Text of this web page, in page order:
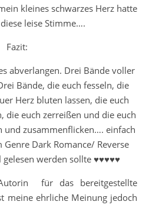
kleines schwarzes Herz hatte
leise Stimme….
Fazit:
abverlangen. Drei Bände voller
Bände, die euch fesseln, die
Herz bluten lassen, die euch
die euch zerreißen und die euch
und zusammenflicken…. einfach
Genre Dark Romance/ Reverse
werden sollte ♥♥♥♥♥
für das bereitgestellte
meine ehrliche Meinung jedoch